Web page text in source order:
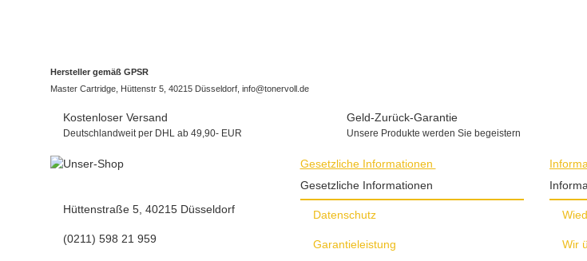
Hersteller gemäß GPSR
Master Cartridge, Hüttenstr 5, 40215 Düsseldorf, info@tonervoll.de
Kostenloser Versand
Deutschlandweit per DHL ab 49,90- EUR
Geld-Zurück-Garantie
Unsere Produkte werden Sie begeistern
Hüttenstraße 5, 40215 Düsseldorf
(0211) 598 21 959
Gesetzliche Informationen
Gesetzliche Informationen
Datenschutz
Garantieleistung Wir